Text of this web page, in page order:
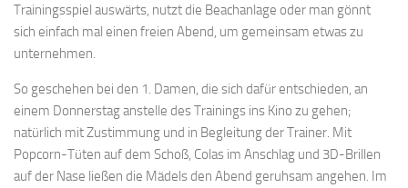
Trainingsspiel auswärts, nutzt die Beachanlage oder man gönnt
sich einfach mal einen freien Abend, um gemeinsam etwas zu
unternehmen.
So geschehen bei den 1. Damen, die sich dafür entschieden, an
einem Donnerstag anstelle des Trainings ins Kino zu gehen;
natürlich mit Zustimmung und in Begleitung der Trainer. Mit
Popcorn-Tüten auf dem Schoß, Colas im Anschlag und 3D-Brillen
auf der Nase ließen die Mädels den Abend geruhsam angehen. Im